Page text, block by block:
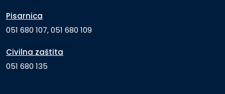
Pisarnica
051 680 107, 051 680 109
Civilna zaštita
051 680 135